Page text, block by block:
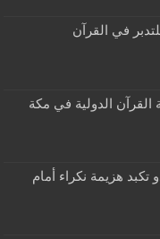
في القرآن
هزيمة نكراء أمام